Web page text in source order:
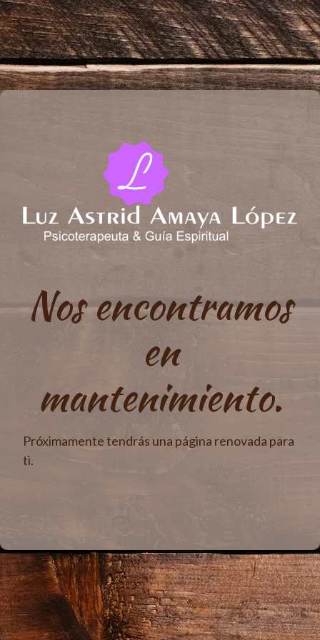
Nos encontramos
en
mantenimiento.
Próximamente tendrás una página renovada para
ti.